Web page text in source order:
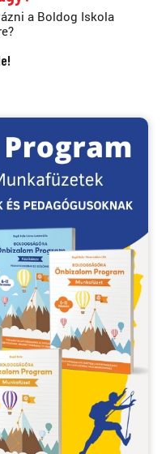
a Boldog Iskola